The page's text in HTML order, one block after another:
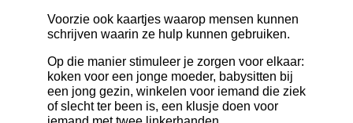
Voorzie ook kaartjes waarop mensen kunnen
schrijven waarin ze hulp kunnen gebruiken.
Op die manier stimuleer je zorgen voor elkaar:
koken voor een jonge moeder, babysitten bij
een jong gezin, winkelen voor iemand die ziek
of slecht ter been is, een klusje doen voor